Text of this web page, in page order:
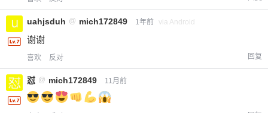
uahjsduh @ mich172849 1年前 via Android
谢谢
喜欢 反对 回复
怼 @ mich172849 11月前